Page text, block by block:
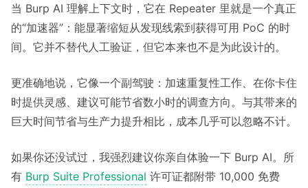
当 Burp AI 理解上下文时，它在 Repeater 里就是一个真正
的“加速器”：能显著缩短从发现线索到获得可用 PoC 的时
间。它并不替代人工验证，但它本来也不是为此设计的。
更准确地说，它像一个副驾驶：加速重复性工作、在你卡住
时提供灵感、建议可能节省数小时的调查方向。与其带来的
巨大时间节省与生产力提升相比，成本几乎可以忽略不计。
如果你还没试过，我强烈建议你亲自体验一下 Burp AI。所
有 Burp Suite Professional 许可证都附带 10,000 免费